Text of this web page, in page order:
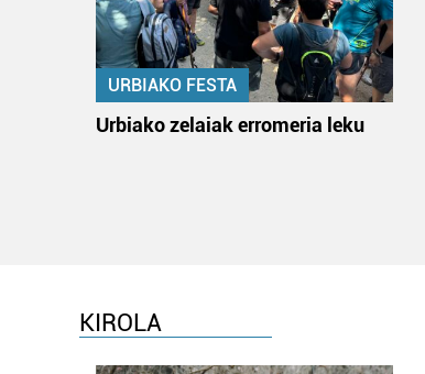
URBIAKO FESTA
Urbiako zelaiak erromeria leku
KIROLA